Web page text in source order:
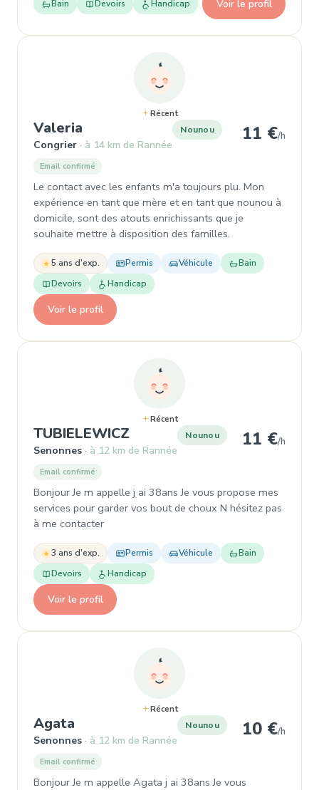
Bain Devoirs Handicap Voir le profil
Récent
Valeria , Nounou à Congrier
Congrier à 14 km de Rannée
Nounou 11 €/h
Email confirmé
Le contact avec les enfants m'a toujours plu. Mon
expérience en tant que mère et en tant que nounou à
domicile, sont des atouts enrichissants que je
souhaite mettre à disposition des familles.
5 ans d'exp. Permis Véhicule
Bain
Devoirs
Handicap
Voir le profil
Récent
TUBIELEWICZ, Nounou à Senonnes
Senonnes à 12 km de Rannée
Nounou 11 €/h
Email confirmé
Bonjour Je m appelle j ai 38ans Je vous propose mes
services pour garder vos bout de choux N hésitez pas
à me contacter
3 ans d'exp. Permis Véhicule
Bain
Devoirs
Handicap
Voir le profil
Récent
Agata , Nounou à Senonnes
Senonnes à 12 km de Rannée
Nounou 10 €/h
Email confirmé
Bonjour Je m appelle Agata j ai 38ans Je vous